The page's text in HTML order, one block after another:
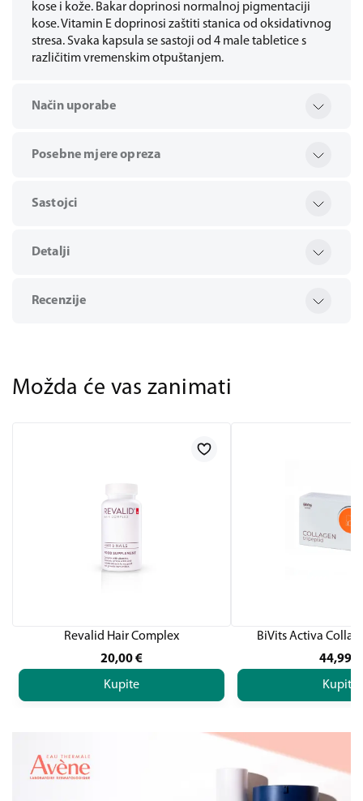
kose i kože. Bakar doprinosi normalnoj pigmentaciji
kose. Vitamin E doprinosi zaštiti stanica od oksidativnog
stresa. Svaka kapsula se sastoji od 4 male tabletice s
različitim vremenskim otpuštanjem.
Način uporabe
Posebne mjere opreza
Sastojci
Detalji
Recenzije
Možda će vas zanimati
Revalid Hair Complex
20,00€
Kupite
BiVits Activa
44,99
Kupite